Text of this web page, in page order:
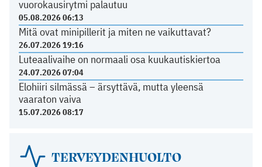
vuorokausirytmi palautuu
05.08.2026 06:13
Mitä ovat minipillerit ja miten ne vaikuttavat?
26.07.2026 19:16
Luteaalivaihe on normaali osa kuukautiskiertoa
24.07.2026 07:04
Elohiiri silmässä – ärsyttävä, mutta yleensä
vaaraton vaiva
15.07.2026 08:17
TERVEYDENHUOLTO